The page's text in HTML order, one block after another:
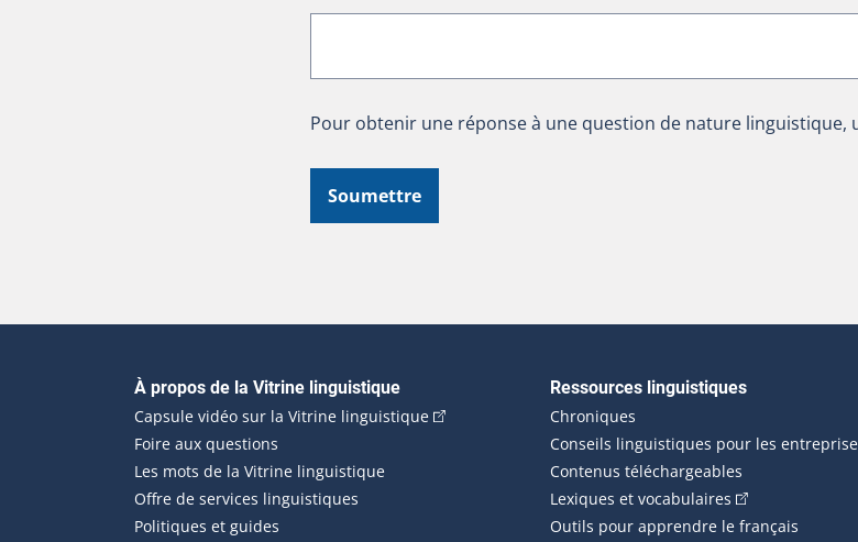
Pour obtenir une réponse à une question de nature linguistique,
Soumettre
Navigation principale
À propos de la Vitrine linguistique
Capsule vidéo sur la Vitrine linguistique(Cet hyperlien externe s'ouvrira dans une nouvelle fenêtre.)
Foire aux questions
Les mots de la Vitrine linguistique
Offre de services linguistiques
Politiques et guides
Ressources linguistiques
Chroniques
Conseils linguistiques pour les
Contenus téléchargeables
Lexiques et vocabulaires (Cet hyperlien
Outils pour apprendre le français